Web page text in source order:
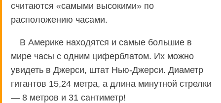
считаются «самыми высокими» по
расположению часами.
В Америке находятся и самые большие в
мире часы с одним циферблатом. Их можно
увидеть в Джерси, штат Нью-Джерси. Диаметр
гигантов 15,24 метра, а длина минутной стрелки
— 8 метров и 31 сантиметр!